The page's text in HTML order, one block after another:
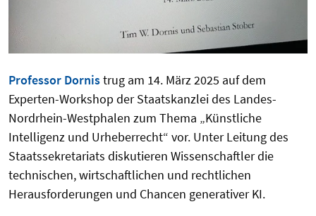
Professor Dornistrug am 14. März 2025 auf dem
Experten-Workshop der Staatskanzlei des Landes-
Nordrhein-Westphalen zum Thema „Künstliche
Intelligenz und Urheberrecht“ vor. Unter Leitung des
Staatssekretariats diskutieren Wissenschaftler die
technischen, wirtschaftlichen und rechtlichen
Herausforderungen und Chancen generativer KI.